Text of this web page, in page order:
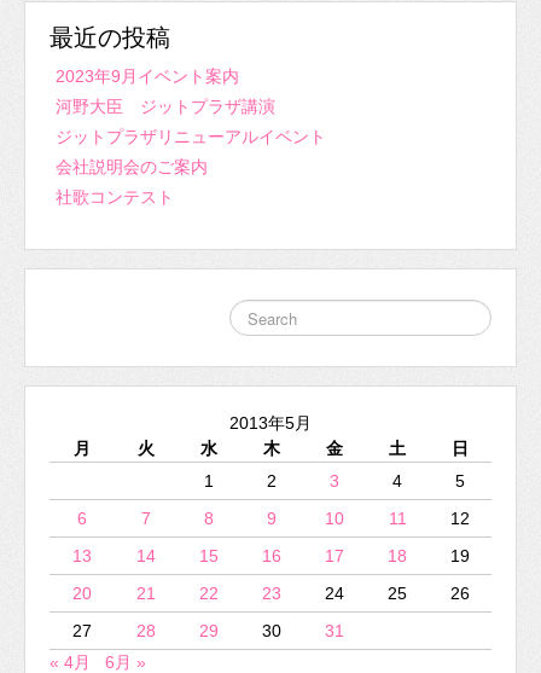
最近の投稿
2023年9月イベント案内
河野大臣 ジットプラザ講演
ジットプラザリニューアルイベント
会社説明会のご案内
社歌コンテスト
2013年5月
月
火 水 木 金 土
日
1
2 3 4
5
6
7 8 9 10 11
12
13
14 15 16 17 18
19
20
21 22 23 24 25
26
27
28 29 30
31
« 4月
6月 »